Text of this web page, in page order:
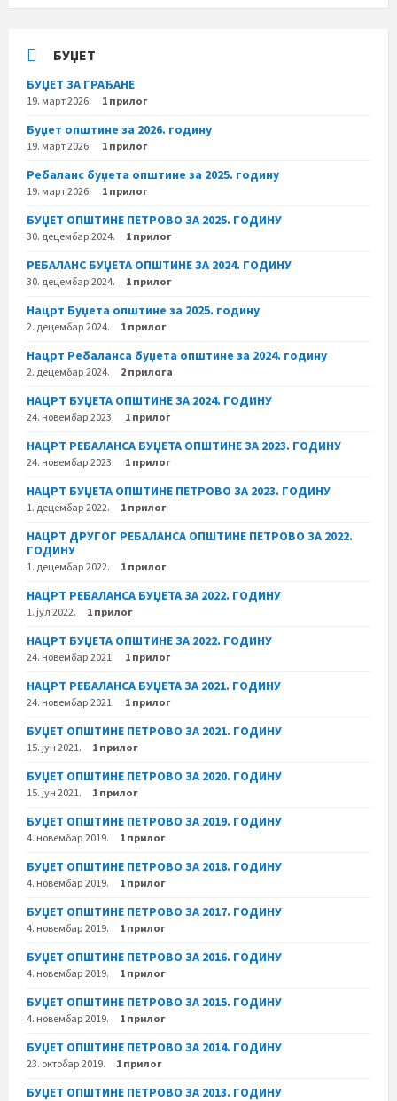
БУЏЕТ
БУЏЕТ ЗА ГРАЂАНЕ
19. март 2026. 1 прилог
Буџет општине за 2026. годину
19. март 2026. 1 прилог
Ребаланс буџета општине за 2025. годину
19. март 2026. 1 прилог
БУЏЕТ ОПШТИНЕ ПЕТРОВО ЗА 2025. ГОДИНУ
30. децембар 2024. 1 прилог
РЕБАЛАНС БУЏЕТА ОПШТИНЕ ЗА 2024. ГОДИНУ
30. децембар 2024. 1 прилог
Нацрт Буџета општине за 2025. годину
2. децембар 2024. 1 прилог
Нацрт Ребаланса буџета општине за 2024. годину
2. децембар 2024. 2 прилога
НАЦРТ БУЏЕТА ОПШТИНЕ ЗА 2024. ГОДИНУ
24. новембар 2023. 1 прилог
НАЦРТ РЕБАЛАНСА БУЏЕТА ОПШТИНЕ ЗА 2023. ГОДИНУ
24. новембар 2023. 1 прилог
НАЦРТ БУЏЕТА ОПШТИНЕ ПЕТРОВО ЗА 2023. ГОДИНУ
1. децембар 2022. 1 прилог
НАЦРТ ДРУГОГ РЕБАЛАНСА ОПШТИНЕ ПЕТРОВО ЗА 2022.
ГОДИНУ
1. децембар 2022. 1 прилог
НАЦРТ РЕБАЛАНСА БУЏЕТА ЗА 2022. ГОДИНУ
1. јул 2022. 1 прилог
НАЦРТ БУЏЕТА ОПШТИНЕ ЗА 2022. ГОДИНУ
24. новембар 2021. 1 прилог
НАЦРТ РЕБАЛАНСА БУЏЕТА ЗА 2021. ГОДИНУ
24. новембар 2021. 1 прилог
БУЏЕТ ОПШТИНЕ ПЕТРОВО ЗА 2021. ГОДИНУ
15. јун 2021. 1 прилог
БУЏЕТ ОПШТИНЕ ПЕТРОВО ЗА 2020. ГОДИНУ
15. јун 2021. 1 прилог
БУЏЕТ ОПШТИНЕ ПЕТРОВО ЗА 2019. ГОДИНУ
4. новембар 2019. 1 прилог
БУЏЕТ ОПШТИНЕ ПЕТРОВО ЗА 2018. ГОДИНУ
4. новембар 2019. 1 прилог
БУЏЕТ ОПШТИНЕ ПЕТРОВО ЗА 2017. ГОДИНУ
4. новембар 2019. 1 прилог
БУЏЕТ ОПШТИНЕ ПЕТРОВО ЗА 2016. ГОДИНУ
4. новембар 2019. 1 прилог
БУЏЕТ ОПШТИНЕ ПЕТРОВО ЗА 2015. ГОДИНУ
4. новембар 2019. 1 прилог
БУЏЕТ ОПШТИНЕ ПЕТРОВО ЗА 2014. ГОДИНУ
23. октобар 2019. 1 прилог
БУЏЕТ ОПШТИНЕ ПЕТРОВО ЗА 2013. ГОДИНУ